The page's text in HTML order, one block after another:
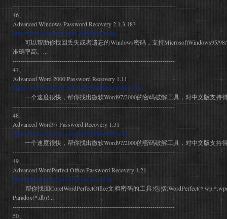
--------------------------------------------------------------------------------
46、
Advanced Windows Password Recovery 2.1.3.183
http://www.elcomsoft.com/AWPR/awpr.zip
可以帮助你找回丢失或者遗忘的Windows密码，支持MicrosoftWindows95/
准确率高。...
--------------------------------------------------------------------------------
47、
Advanced Word 2000 Password Recovery 1.11
http://www.elcomsoft.com/AW2000PR/aw2000pr.zip
一个速度很快，帮你找出微软Word97/2000的密码破解工具，对中文版支持
--------------------------------------------------------------------------------
48、
Advanced Word97 Password Recovery 1.31
http://www.elcomsoft.com/AW97PR/aw97pr.zip
一个速度很快，帮你找出微软Word97/2000的密码破解工具，对中文版支持
--------------------------------------------------------------------------------
49、
Advanced WordPerfect Office Password Recovery 1.21
http://download.elcomsoft.com/awopr.zip
帮你找回CorelWordPerfectOffice文档密码的工具!包括
Paradox(*.db)!...
--------------------------------------------------------------------------------
50、